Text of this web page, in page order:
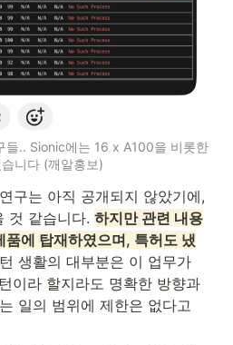
들.. Sionic에는 16 x A100을 비롯한
니다 (깨알홍보)
구는 아직 공개되지 않았기에,
것 같습니다. 하지만 관련 내용
품에 탑재하였으며, 특허도 냈
생활의 대부분은 이 업무가
이라 할지라도 명확한 방향과
일의 범위에 제한은 없다고